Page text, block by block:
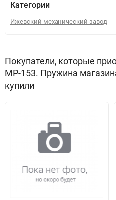
Категории
Ижевский механический завод
Покупатели, которые
МР-153. Пружина
купили